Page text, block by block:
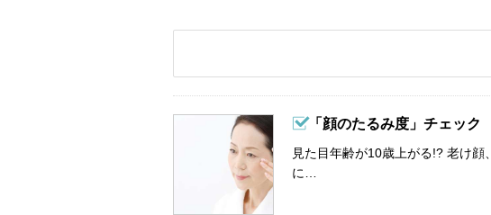
「顔のたるみ度」チェック
見た目年齢が10歳上がる!? 老け顔
に…